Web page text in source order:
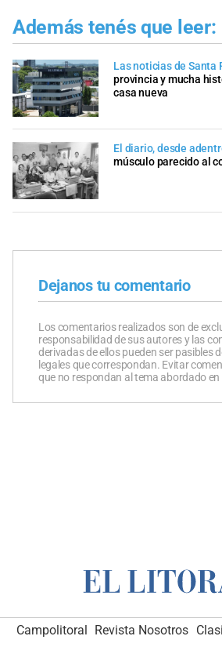
Además tenés que leer:
Las noticias de Santa
provincia y mucha
casa nueva
El diario, desde
músculo parecido al
Dejanos tu comentario
Los comentarios realizados son de
responsabilidad de sus autores y las
derivadas de ellos pueden ser pasibles
legales que correspondan. Evitar
que no respondan al tema abordado
Campolitoral Revista Nosotros